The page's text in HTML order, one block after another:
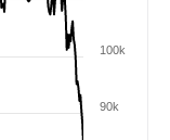
90k
100k